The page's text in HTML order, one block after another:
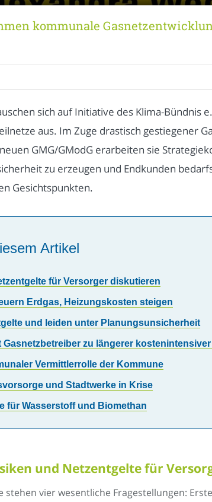
kommunale
sich auf Initiative des Klima-Bündnis
aus. Im Zuge drastisch gestiegener
GMG/GModG erarbeiten sie
zu erzeugen und Endkunden
Gesichtspunkten.
Artikel
für Versorger diskutieren
Erdgas, Heizungskosten steigen
und leiden unter Planungsunsicherheit
zu längerer
Vermittlerrolle der Kommune
und Stadtwerke in Krise
für Wasserstoff und Biomethan
und Netzentgelte für
vier wesentliche Fragestellungen: